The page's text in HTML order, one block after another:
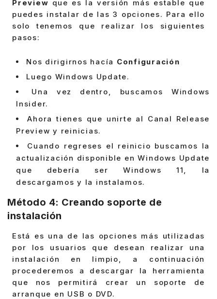
Preview que es la versión más estable que
puedes instalar de las 3 opciones. Para ello
solo tenemos que realizar los siguientes
pasos:
Nos dirigirnos hacía Configuración
Luego Windows Update.
Una vez dentro, buscamos Windows
Insider.
Ahora tienes que unirte al Canal Release
Preview y reinicias.
Cuando regreses el reinicio buscamos la
actualización disponible en Windows Update
que debería ser Windows 11, la
descargamos y la instalamos.
Método 4: Creando soporte de
instalación
Está es una de las opciones más utilizadas
por los usuarios que desean realizar una
instalación en limpio, a continuación
procederemos a descargar la herramienta
que nos permitirá crear un soporte de
arranque en USB o DVD.